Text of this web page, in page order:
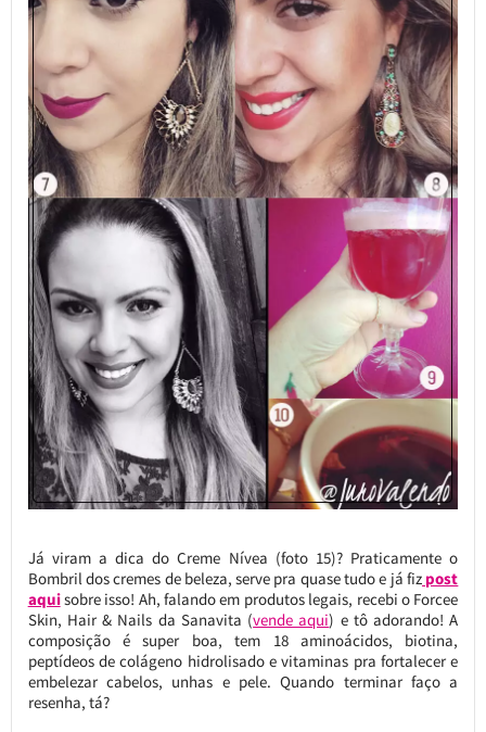
Já viram a dica do Creme Nívea (foto 15)? Praticamente o
Bombril dos cremes de beleza, serve pra quase tudo e já fiz post
aquisobre isso! Ah, falando em produtos legais, recebi o Forcee
Skin, Hair & Nails da Sanavita (vende aqui) e tô adorando! A
composição é super boa, tem 18 aminoácidos, biotina,
peptídeos de colágeno hidrolisado e vitaminas pra fortalecer e
embelezar cabelos, unhas e pele. Quando terminar faço a
resenha, tá?